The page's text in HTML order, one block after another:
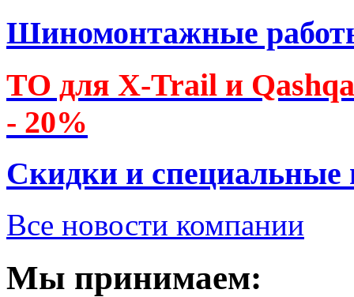
Шиномонтажные
ТО для X-Trail и
- 20%
Скидки и специальные
Все новости компании
Мы принимаем: